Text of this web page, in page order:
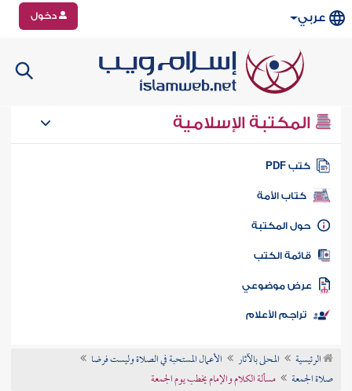
عربي دخول
المكتبة الإسلامية
كتب PDF
كتاب الأمة
المكتبة
الكتب
موضوعي
تراجم الأعلام
الرئيسية المحلى بالآثار
الأعمال المستحبة في الصلاة وليست فرضا
صلاة الجمعة
مسألة الكلام والإمام يخطب يوم الجمعة